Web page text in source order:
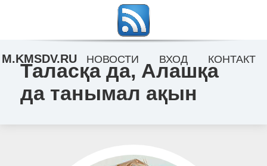
Таласқа да, Алашқа
да танымал ақын
M.KMSDV.RU НОВОСТИ ВХОД КОНТАКТ